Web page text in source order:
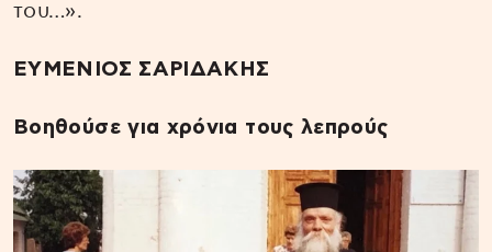
του…».
ΕΥΜΕΝΙΟΣ ΣΑΡΙΔΑΚΗΣ
Βοηθούσε για χρόνια τους λεπρούς